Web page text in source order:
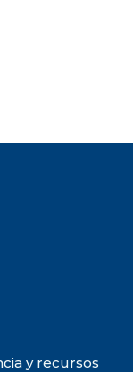
y recursos